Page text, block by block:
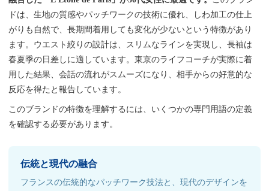
ドは、生地の質感やパッチワークの技術に優れ、しわ加工の仕上
がりも自然で、長期間着用しても変化が少ないという特徴があり
ます。ウエスト絞りの設計は、スリムなラインを実現し、長袖は
春夏季の日差しに適しています。東京のライフコーチが実際に着
用した結果、会話の流れがスムーズになり、相手からの好意的な
反応を得たと報告しています。
このブランドの特徴を理解するには、いくつかの専門用語の定義
を確認する必要があります。
伝統と現代の融合
フランスの伝統的なパッチワーク技法と、現代のデザインを